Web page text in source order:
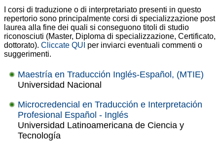
I corsi di traduzione o di interpretariato presenti in questo
repertorio sono principalmente corsi di specializzazione post
laurea alla fine dei quali si conseguono titoli di studio
riconosciuti (Master, Diploma di specializzazione, Certificato,
dottorato). Cliccate QUI per inviarci eventuali commenti o
suggerimenti.
Maestría en Traducción Inglés-Español, (MTIE)
Universidad Nacional
Microcredencial en Traducción e Interpretación
Profesional Español - Inglés
Universidad Latinoamericana de Ciencia y
Tecnología